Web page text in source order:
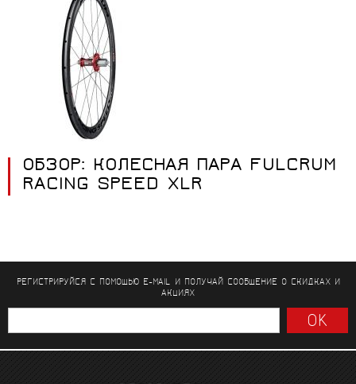
ОБЗОР: КОЛЕСНАЯ ПАРА FULCRUM
RACING SPEED XLR
РЕГИСТРИРУЙСЯ С ПОМОЩЬЮ E-MAIL И ПОЛУЧАЙ СООБЩЕНИЕО СКИДКАХ И
АКЦИЯХ